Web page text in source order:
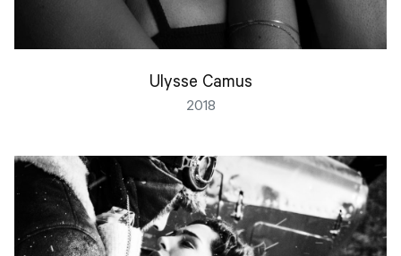
Ulysse Camus
2018